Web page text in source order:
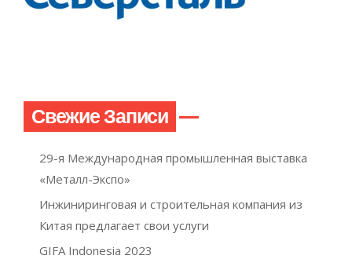
Свежие Записи
29-я Международная промышленная выставка
«Металл-Экспо»
Инжиниринговая и строительная компания из
Китая предлагает свои услуги
GIFA Indonesia 2023